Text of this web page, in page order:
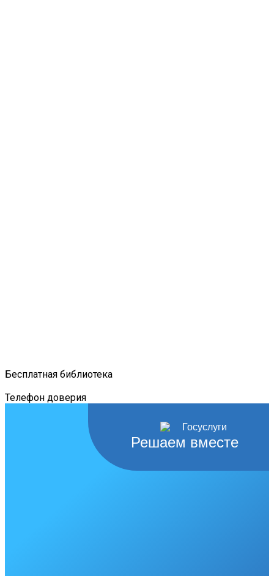
Бесплатная библиотека
Телефон доверия
Решаем вместе